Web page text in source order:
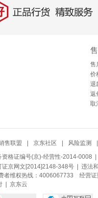
正品行货，精致服务
售
价
退
返
取
售联盟 京东社区 风险监测
资格证编号(京)-经营性-2014-0008
证京网文[2014]2148-348号| 违法和
者维权热线：4006067733 经营证
| 京东云